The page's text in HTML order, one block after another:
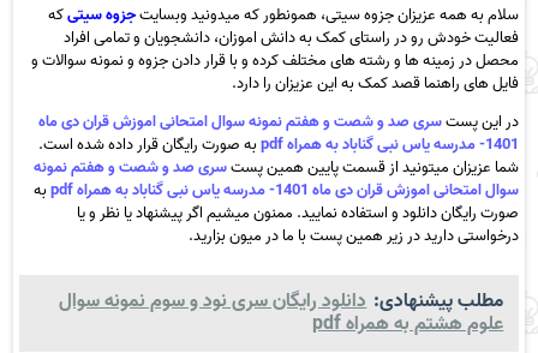
سلام به همه عزیزان جزوه سیتی، همونطور که میدونید وبسایتجزوه سیتیکه
فعالیت خودش رو در راستای کمک به دانش اموزان، دانشجویان و تمامی افراد
محصل در زمینه ها و رشته های مختلف کرده و با قرار دادن جزوه و نمونه سوالات و
فایل های راهنما قصد کمک به این عزیزان را دارد.
در این پستسری صد و شصت و هفتم نمونه سوال امتحانی اموزش قران دی ماه
1401- مدرسه یاس نبی گناباد به همراه pdf
به صورت رایگان قرار داده شده است.
شما عزیزان میتونید از قسمت پایین همین پستسری صد و شصت و هفتم نمونه
سوال امتحانی اموزش قران دی ماه 1401- مدرسه یاس نبی گناباد به همراه pdf
به
صورت رایگان دانلود و استفاده نمایید. ممنون میشیم اگر پیشنهاد یا نظر و یا
درخواستی دارید در زیر همین پست با ما در میون بزارید.
مطلب پیشنهادی: دانلود رایگان سری نود و سوم نمونه سوال
علوم هشتم به همراه pdf